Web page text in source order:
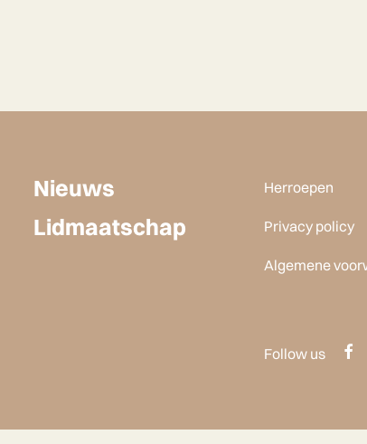
Nieuws
Lidmaatschap
Herroepen
Privacy policy
Algemene